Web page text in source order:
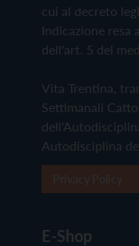
cui al decreto
Indicazione resa
dell'art. 5 del
Vita Trentina,
Settimanali
Autodisciplina
E-Shop